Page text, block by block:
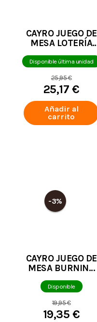
CAYRO JUEGO DE
MESA LOTERÍA
METAL BOX
Disponible última unidad
25,95 €
25,17 €
Añadir al
carrito
-3%
CAYRO JUEGO DE
MESA BURNING
BAKERY
Disponible
19,95 €
19,35 €